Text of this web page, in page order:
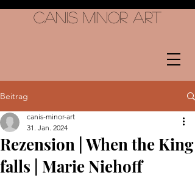
Canis Minor Art
Beitrag
Rezension | When the King
falls | Marie Niehoff
canis-minor-art
31. Jan. 2024